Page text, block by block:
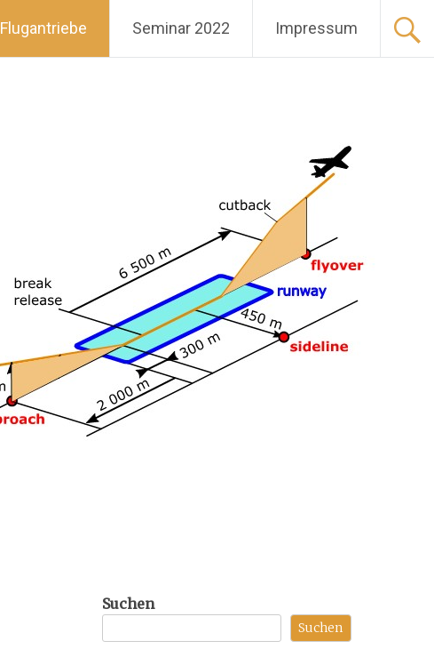
Flugantriebe Seminar 2022 Impressum
Suchen
Suchen